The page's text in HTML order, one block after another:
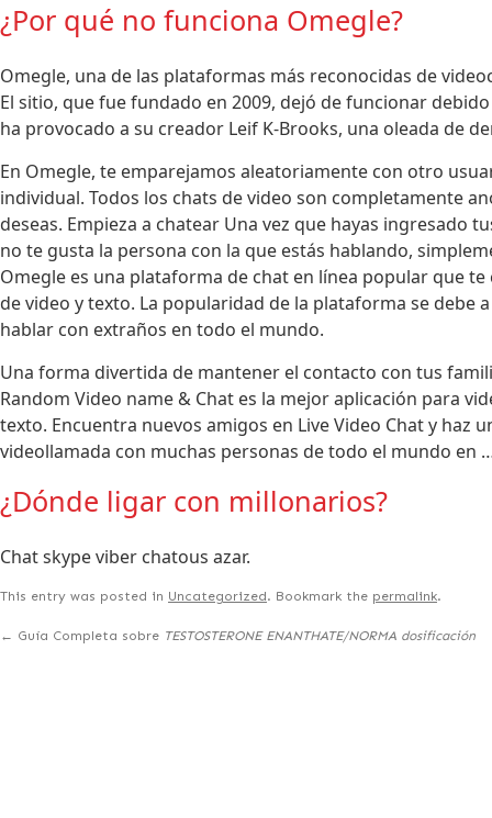
¿Por qué no funciona Omegle?
Omegle, una de las plataformas más reconocidas de
El sitio, que fue fundado en 2009, dejó de funcionar
ha provocado a su creador Leif K-Brooks, una oleada de
En Omegle, te emparejamos aleatoriamente con otro
individual. Todos los chats de video son completamente
deseas. Empieza a chatear Una vez que hayas ingresado
no te gusta la persona con la que estás hablando,
Omegle es una plataforma de chat en línea popular que
de video y texto. La popularidad de la plataforma se debe
hablar con extraños en todo el mundo.
Una forma divertida de mantener el contacto con tus
Random Video name & Chat es la mejor aplicación para
texto. Encuentra nuevos amigos en Live Video Chat y haz
videollamada con muchas personas de todo el mundo en
¿Dónde ligar con millonarios?
Chat skype viber chatous azar.
This entry was posted in Uncategorized. Bookmark the permalink.
← Guía Completa sobre TESTOSTERONE ENANTHATE/NORMA dosificación